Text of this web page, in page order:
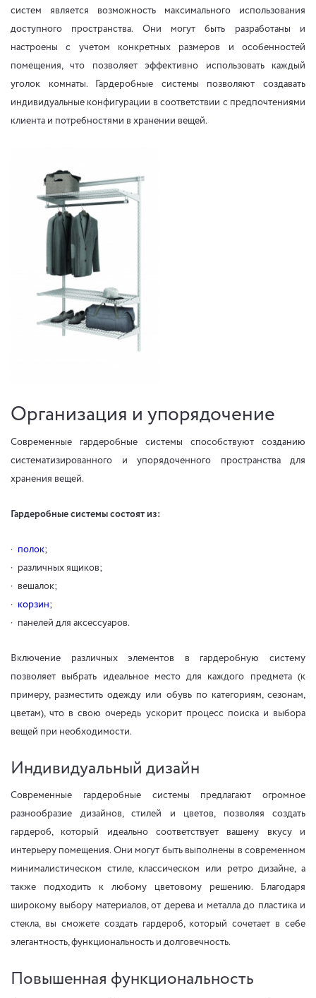
систем является возможность максимального использования
доступного пространства. Они могут быть разработаны и
настроены с учетом конкретных размеров и особенностей
помещения, что позволяет эффективно использовать каждый
уголок комнаты. Гардеробные системы позволяют создавать
индивидуальные конфигурации в соответствии с предпочтениями
клиента и потребностями в хранении вещей.
Организация и упорядочение
Современные гардеробные системы способствуют созданию
систематизированного и упорядоченного пространства для
хранения вещей.
Гардеробные системы состоят из:
полок;
различных ящиков;
вешалок;
корзин;
панелей для аксессуаров.
Включение различных элементов в гардеробную систему
позволяет выбрать идеальное место для каждого предмета (к
примеру, разместить одежду или обувь по категориям, сезонам,
цветам), что в свою очередь ускорит процесс поиска и выбора
вещей при необходимости.
Индивидуальный дизайн
Современные гардеробные системы предлагают огромное
разнообразие дизайнов, стилей и цветов, позволяя создать
гардероб, который идеально соответствует вашему вкусу и
интерьеру помещения. Они могут быть выполнены в современном
минималистическом стиле, классическом или ретро дизайне, а
также подходить к любому цветовому решению. Благодаря
широкому выбору материалов, от дерева и металла до пластика и
стекла, вы сможете создать гардероб, который сочетает в себе
элегантность, функциональность и долговечность.
Повышенная функциональность